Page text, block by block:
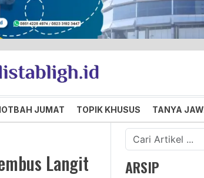
JUMAT TOPIK KHUSUS TANYA
Langit
Cari
untuk:
ARSIP